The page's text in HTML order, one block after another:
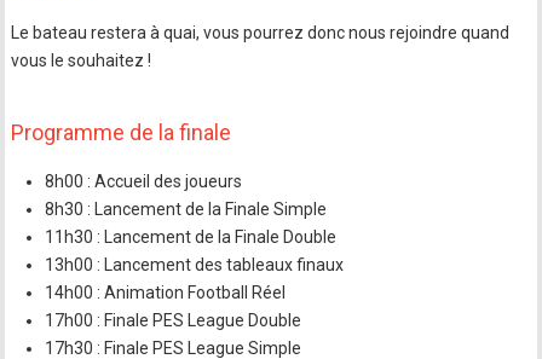
Le bateau restera à quai, vous pourrez donc nous rejoindre quand
vous le souhaitez !
Programme de la finale
8h00 : Accueil des joueurs
8h30 : Lancement de la Finale Simple
11h30 : Lancement de la Finale Double
13h00 : Lancement des tableaux finaux
14h00 : Animation Football Réel
17h00 : Finale PES League Double
17h30 : Finale PES League Simple